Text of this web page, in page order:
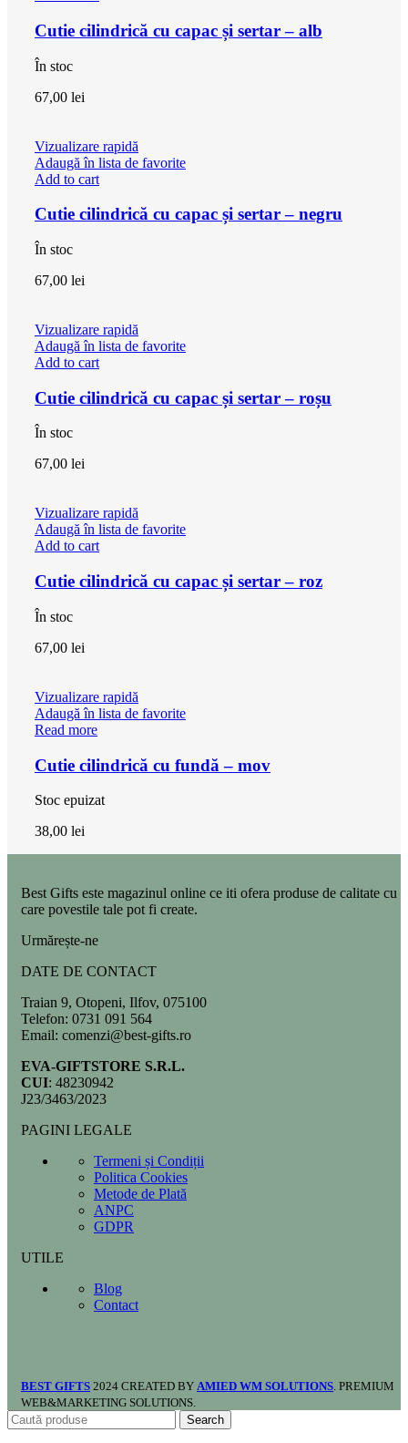
Cutie cilindrică cu capac și sertar – alb
În stoc
67,00 lei
Vizualizare rapidă
Adaugă în lista de favorite
Add to cart
Cutie cilindrică cu capac și sertar – negru
În stoc
67,00 lei
Vizualizare rapidă
Adaugă în lista de favorite
Add to cart
Cutie cilindrică cu capac și sertar – roșu
În stoc
67,00 lei
Vizualizare rapidă
Adaugă în lista de favorite
Add to cart
Cutie cilindrică cu capac și sertar – roz
În stoc
67,00 lei
Vizualizare rapidă
Adaugă în lista de favorite
Read more
Cutie cilindrică cu fundă – mov
Stoc epuizat
38,00 lei
Best Gifts este magazinul online ce iti ofera produse de calitate cu
care povestile tale pot fi create.
Urmărește-ne
DATE DE CONTACT
Traian 9, Otopeni, Ilfov, 075100
Telefon: 0731 091 564
Email: comenzi@best-gifts.ro
EVA-GIFTSTORE S.R.L.
CUI: 48230942
J23/3463/2023
PAGINI LEGALE
Termeni și Condiții
Politica Cookies
Metode de Plată
ANPC
GDPR
UTILE
Blog
Contact
BEST GIFTS 2024 CREATED BY AMIED WM SOLUTIONS. PREMIUM
WEB&MARKETING SOLUTIONS.
Search